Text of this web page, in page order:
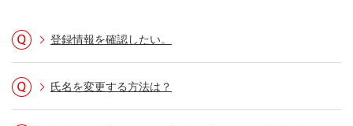
登録情報を確認したい。
氏名を変更する方法は？